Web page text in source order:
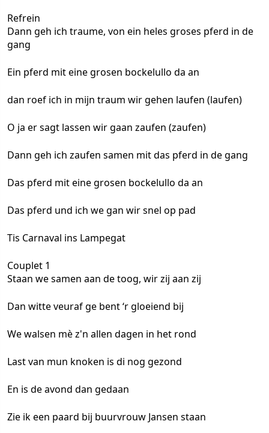
Refrein
Dann geh ich traume, von ein heles groses pferd in de
gang
Ein pferd mit eine grosen bockelullo da an
dan roef ich in mijn traum wir gehen laufen (laufen)
O ja er sagt lassen wir gaan zaufen (zaufen)
Dann geh ich zaufen samen mit das pferd in de gang
Das pferd mit eine grosen bockelullo da an
Das pferd und ich we gan wir snel op pad
Tis Carnaval ins Lampegat
Couplet 1
Staan we samen aan de toog, wir zij aan zij
Dan witte veuraf ge bent ‘r gloeiend bij
We walsen mè z'n allen dagen in het rond
Last van mun knoken is di nog gezond
En is de avond dan gedaan
Zie ik een paard bij buurvrouw Jansen staan